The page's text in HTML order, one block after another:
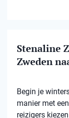
Stenaline
Zweden
Begin je
manier met
reizigers